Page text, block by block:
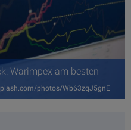
Warimpex am besten
photos/Wb63zqJ5gnE